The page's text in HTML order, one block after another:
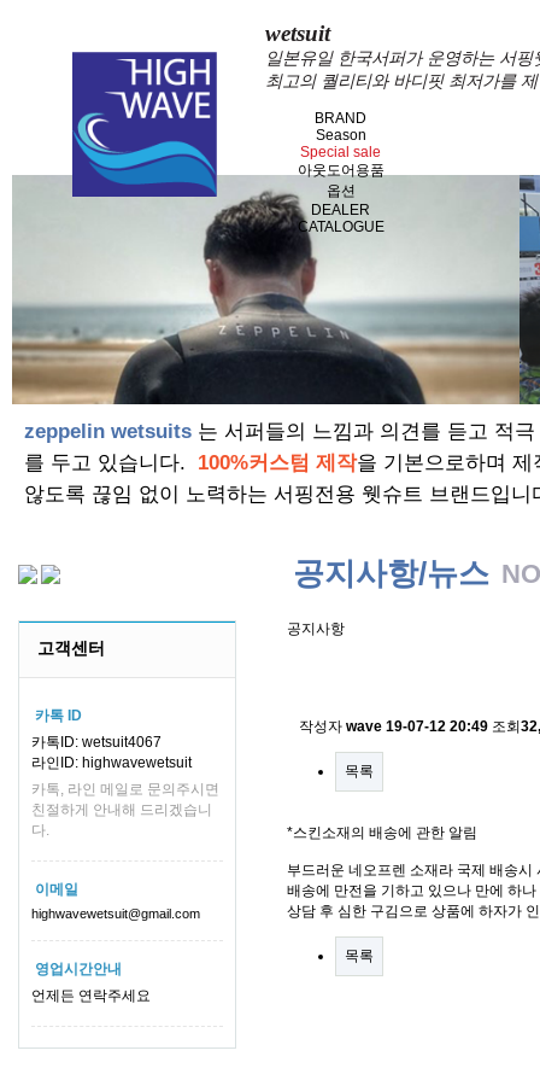
wetsuit
일본유일 한국서퍼가 운영하는 서
최고의 퀄리티와 바디핏 최저가를
BRAND
Season
Special sale
아웃도어용품
옵션
DEALER
CATALOGUE
zeppelin wetsuits 는 서퍼들의 느낌과 의견를 듣고 적
를 두고 있습니다. 100%커스텀 제작을 기본으로하며
않도록 끊임 없이 노력하는 서핑전용 웻슈트 브랜드입니
고객센터
카톡 ID
카톡ID: wetsuit4067
라인ID: highwavewetsuit
카톡, 라인 메일로 문의주시면
친절하게 안내해 드리겠습니
다.
이메일
highwavewetsuit@gmail.com
영업시간안내
언제든 연락주세요
공지사항/뉴스
공지사항
작성자 wave 19-07-12 20:49 조회
목록
*스킨소재의 배송에 관한 알림
부드러운 네오프렌 소재라 국제 배송
배송에 만전을 기하고 있으나 만에 하
상담 후 심한 구김으로 상품에 하자가
목록